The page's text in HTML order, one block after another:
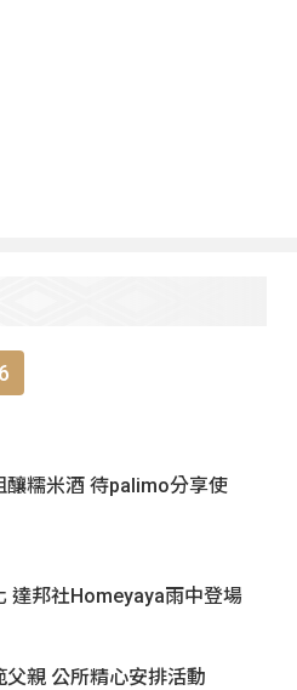
釀糯米酒 待palimo分享使
達邦社Homeyaya雨中登場
親 公所精心安排活動